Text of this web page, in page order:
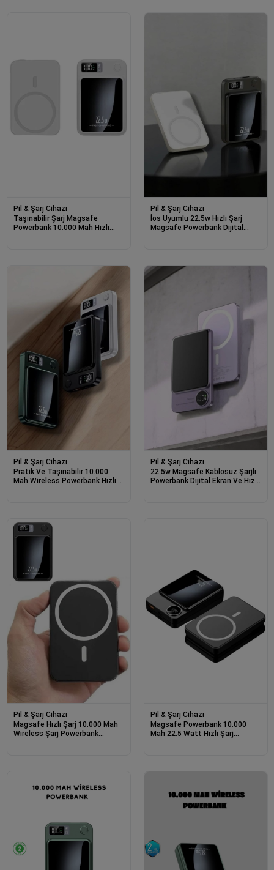
Pil & Şarj Cihazı
Taşınabilir Şarj Magsafe
Powerbank 10.000 Mah Hızlı
Pil & Şarj Cihazı
İos Uyumlu 22.5w Hızlı Şarj
Magsafe Powerbank Dijital
Pil & Şarj Cihazı
Pratik Ve Taşınabilir 10.000
Mah Wireless Powerbank Hızlı
Pil & Şarj Cihazı
22.5w Magsafe Kablosuz Şarjlı
Powerbank Dijital Ekran Ve Hızlı
Pil & Şarj Cihazı
Magsafe Hızlı Şarj 10.000 Mah
Wireless Şarj Powerbank
Pil & Şarj Cihazı
Magsafe Powerbank 10.000
Mah 22.5 Watt Hızlı Şarj